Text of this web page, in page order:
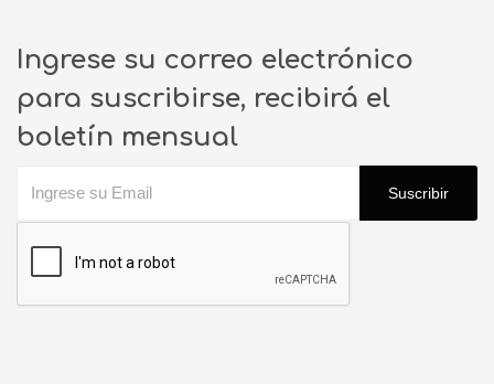
Ingrese su correo electrónico
para suscribirse, recibirá el
boletín mensual
Suscribir